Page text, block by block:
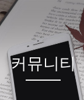
커뮤니티